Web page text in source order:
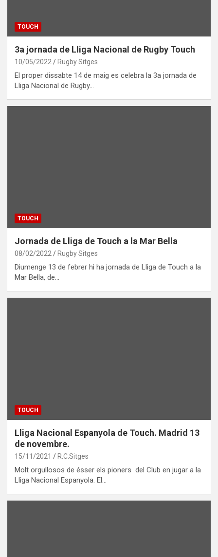
TOUCH
3a jornada de Lliga Nacional de Rugby Touch
10/05/2022 Rugby Sitges
El proper dissabte 14 de maig es celebra la 3a jornada de
Lliga Nacional de Rugby…
TOUCH
Jornada de Lliga de Touch a la Mar Bella
08/02/2022 Rugby Sitges
Diumenge 13 de febrer hi ha jornada de Lliga de Touch a la
Mar Bella, de…
TOUCH
Lliga Nacional Espanyola de Touch. Madrid 13
de novembre.
15/11/2021 R.C.Sitges
Molt orgullosos de ésser els pioners del Club en jugar a la
Lliga Nacional Espanyola. El…